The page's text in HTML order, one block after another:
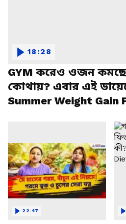
GYM করেও ওজন কমছে
কোথায়? এবার এই
Summer Weight Gain
18:28
22:47